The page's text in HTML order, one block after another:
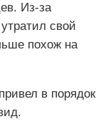
Из-за
свой
похож на
в порядок